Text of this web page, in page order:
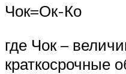
Чок=Ок-Ко
где Чок –
краткосрочные